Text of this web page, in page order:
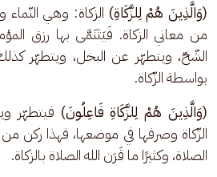
(وَالَّذِينَ هُمْ لِلزَّكَاةِ) الزكاة: وهي النّماء
من معاني الزكاة. فَيَتَنَمَّى بها رزق
الشّحّ، ويتطهّر عن البخل، ويتطهّر
بواسطة الزّكاة.
(وَالَّذِينَ هُمْ لِلزَّكَاةِ فَاعِلُونَ) فيتطهّر
الزّكاة وصرفها في موضعها، فهذا ركن من
الصلاة، وكثيرًا ما قَرَن الله الصلاة بالزكاة.